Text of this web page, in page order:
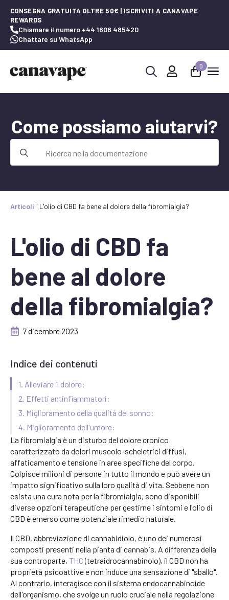
CONSEGNA GRATUITA OLTRE 50€ | ISCRIVITI A CANAVAPE
REWARDS
Chiamare il numero +44 1608 485420
Chattare su WhatsApp
0
Come possiamo aiutarvi?
per:
Articoli " L'olio di CBD fa bene al dolore della fibromialgia?
L'olio di CBD fa
bene al dolore
della fibromialgia?
7 dicembre 2023
La fibromialgia è un disturbo del dolore cronico
caratterizzato da dolori muscolo-scheletrici diffusi,
affaticamento e tensione in aree specifiche del corpo.
Colpisce milioni di persone in tutto il mondo e può avere un
impatto significativo sulla loro qualità di vita. Sebbene non
esista una cura nota per la fibromialgia, sono disponibili
diverse opzioni terapeutiche per gestirne i sintomi e l'olio di
CBD è emerso come potenziale rimedio naturale.
Il CBD, abbreviazione di cannabidiolo, è uno dei numerosi
composti presenti nella pianta di cannabis. A differenza della
sua controparte, THC(tetraidrocannabinolo), il CBD non ha
proprietà psicoattive e non induce una sensazione di "sballo".
Al contrario, interagisce con il sistema endocannabinoide
dell'organismo, che svolge un ruolo cruciale nella regolazione
Indice dei contenuti
1. Alleviare il dolore:
2. Effetti antinfiammatori:
3. Miglioramento della qualità del sonno:
4. Miglioramento dell'umore: